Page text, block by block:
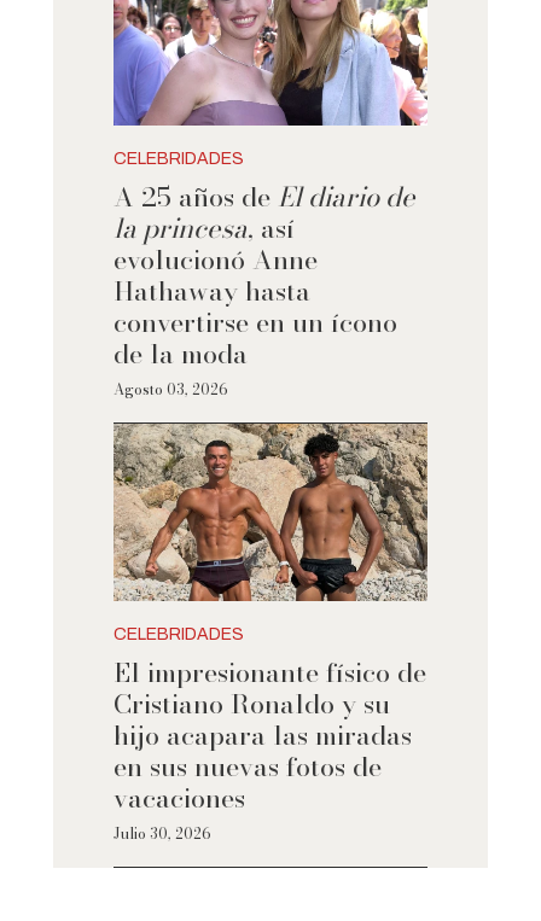
CELEBRIDADES
A 25 años de El diario de
la princesa, así
evolucionó Anne
Hathaway hasta
convertirse en un ícono
de la moda
Agosto 03, 2026
CELEBRIDADES
El impresionante físico de
Cristiano Ronaldo y su
hijo acapara las miradas
en sus nuevas fotos de
vacaciones
Julio 30, 2026